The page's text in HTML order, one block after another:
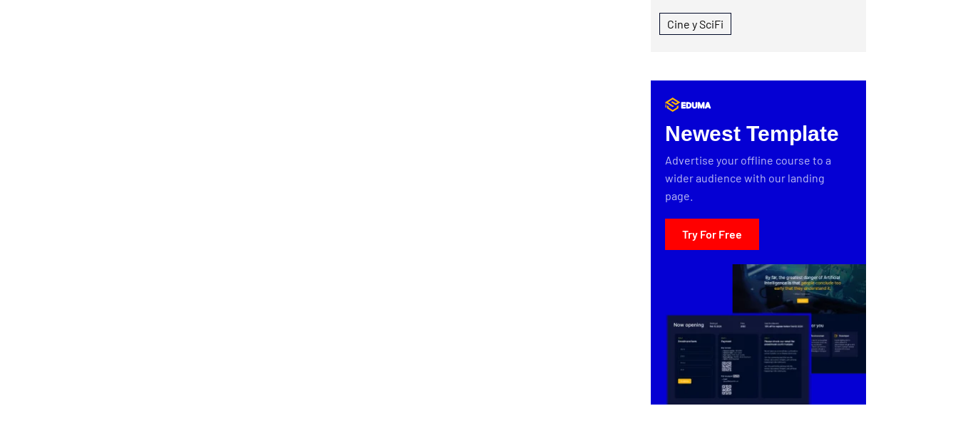
Cine y SciFi
Newest Template
Advertise your offline course to a
wider audience with our landing
page.
Try For Free